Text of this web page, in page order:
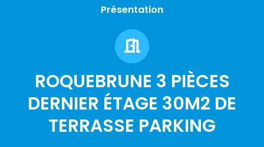
Présentation
ROQUEBRUNE 3 PIÈCES
DERNIER ÉTAGE 30M2 DE
TERRASSE PARKING